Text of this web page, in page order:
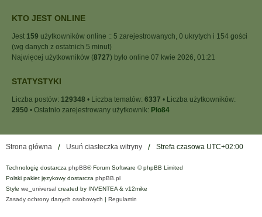
KTO JEST ONLINE
Jest 159 użytkowników online :: 5 zarejestrowanych, 0 ukrytych i 154 gości
(wg danych z ostatnich 5 minut)
Najwięcej użytkowników (8727) było online 07 kwie 2026, 01:21
STATYSTYKI
Liczba postów: 129348 • Liczba tematów: 6337 • Liczba użytkowników:
2950 • Ostatnio zarejestrowany użytkownik: Pio84
Strona główna Usuń ciasteczka witryny Strefa czasowa UTC+02:00
Technologię dostarcza phpBB® Forum Software © phpBB Limited
Polski pakiet językowy dostarcza phpBB.pl
Style we_universal created by INVENTEA & v12mike
Zasady ochrony danych osobowych | Regulamin